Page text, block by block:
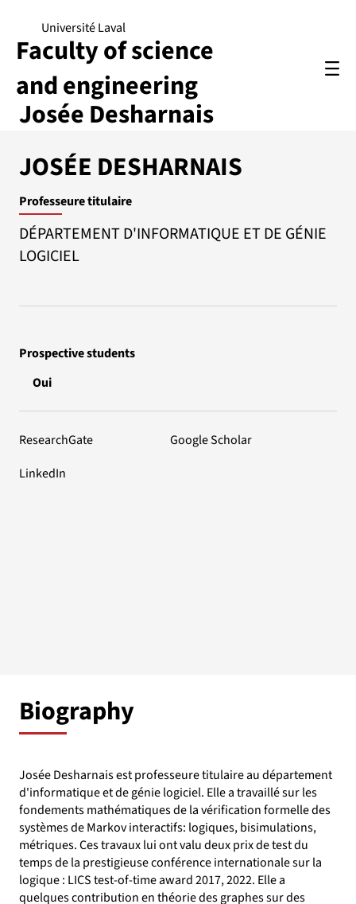
Josée Desharnais
Université Laval
Faculty of science
and engineering
JOSÉE DESHARNAIS
Professeure titulaire
DÉPARTEMENT D'INFORMATIQUE ET DE GÉNIE
LOGICIEL
Prospective students
Oui
ResearchGate
Google Scholar
LinkedIn
Biography
Josée Desharnais est professeure titulaire au département
d'informatique et de génie logiciel. Elle a travaillé sur les
fondements mathématiques de la vérification formelle des
systèmes de Markov interactifs: logiques, bisimulations,
métriques. Ces travaux lui ont valu deux prix de test du
temps de la prestigieuse conférence internationale sur la
logique : LICS test-of-time award 2017, 2022. Elle a
quelques contribution en théorie des graphes sur des